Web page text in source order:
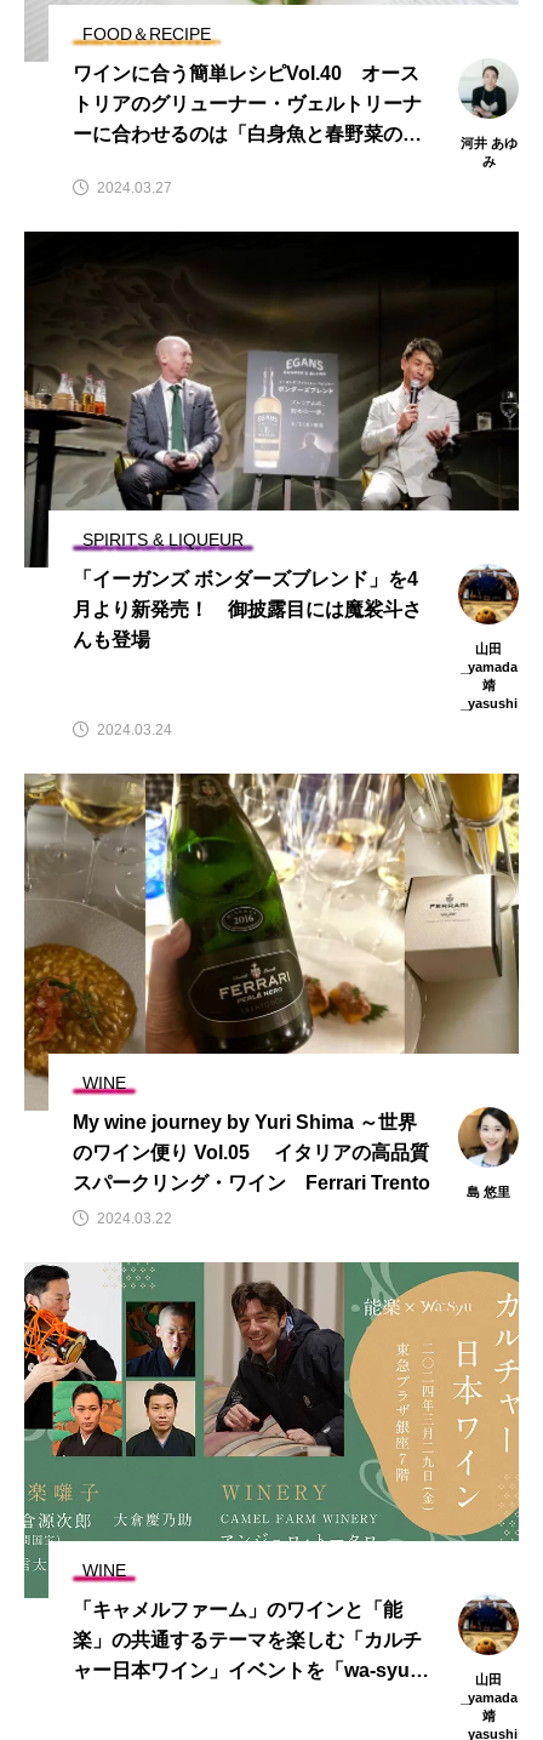
FOOD＆RECIPE
ワインに合う簡単レシピVol.40 オース
トリアのグリューナー・ヴェルトリーナ
ーに合わせるのは「白身魚と春野菜のワ
河井 あゆ
み
2024.03.27
SPIRITS & LIQUEUR
「イーガンズ ボンダーズブレンド」を4
月より新発売！ 御披露目には魔裟斗さ
んも登場
山田
_yamada
靖
_yasushi
2024.03.24
WINE
My wine journey by Yuri Shima ～世界
のワイン便り Vol.05 イタリアの高品質
スパークリング・ワイン Ferrari Trento
島 悠里
2024.03.22
WINE
「キャメルファーム」のワインと「能
楽」の共通するテーマを楽しむ「カルチ
ャー日本ワイン」イベントを「wa-syu」
山田
_yamada
靖
_yasushi